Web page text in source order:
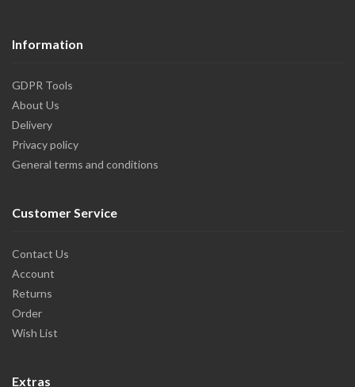
Information
GDPR Tools
About Us
Delivery
Privacy policy
General terms and conditions
Customer Service
Contact Us
Account
Returns
Order
Wish List
Extras